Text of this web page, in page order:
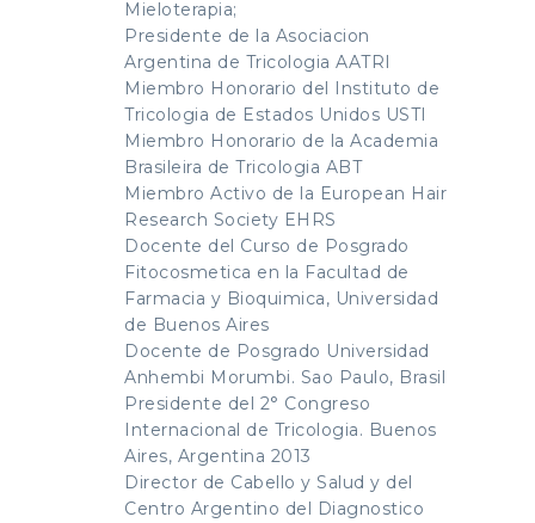
Mieloterapia;
Presidente de la Asociacion
Argentina de Tricologia AATRI
Miembro Honorario del Instituto de
Tricologia de Estados Unidos USTI
Miembro Honorario de la Academia
Brasileira de Tricologia ABT
Miembro Activo de la European Hair
Research Society EHRS
Docente del Curso de Posgrado
Fitocosmetica en la Facultad de
Farmacia y Bioquimica, Universidad
de Buenos Aires
Docente de Posgrado Universidad
Anhembi Morumbi. Sao Paulo, Brasil
Presidente del 2° Congreso
Internacional de Tricologia. Buenos
Aires, Argentina 2013
Director de Cabello y Salud y del
Centro Argentino del Diagnostico